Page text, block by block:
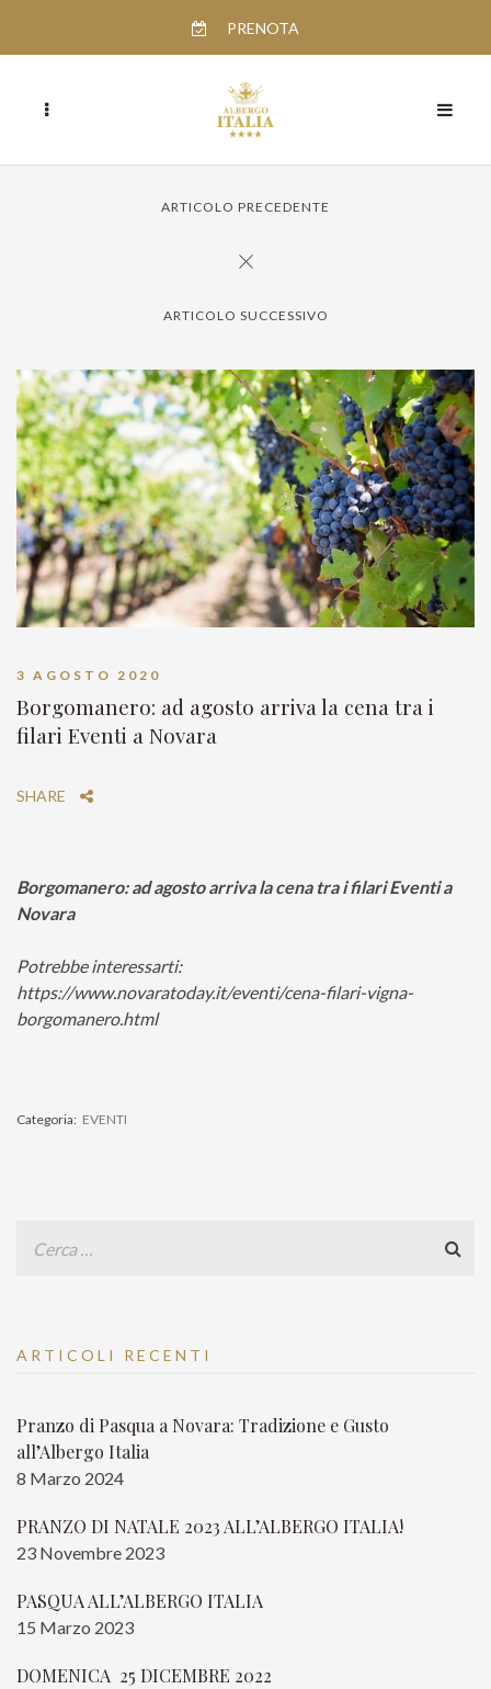
PRENOTA
ARTICOLO PRECEDENTE
ARTICOLO SUCCESSIVO
3 AGOSTO 2020
Borgomanero: ad agosto arriva la cena tra i
filari Eventi a Novara
SHARE
Borgomanero: ad agosto arriva la cena tra i filari Eventi a
Novara
Potrebbe interessarti:
https://www.novaratoday.it/eventi/cena-filari-vigna-
borgomanero.html
Categoria: EVENTI
ARTICOLI RECENTI
Pranzo di Pasqua a Novara: Tradizione e Gusto
all’Albergo Italia
8 Marzo 2024
PRANZO DI NATALE 2023 ALL’ALBERGO ITALIA!
23 Novembre 2023
PASQUA ALL’ALBERGO ITALIA
15 Marzo 2023
DOMENICA 25 DICEMBRE 2022